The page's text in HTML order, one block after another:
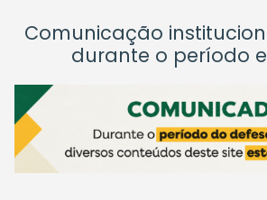
Comunicação
durante o período